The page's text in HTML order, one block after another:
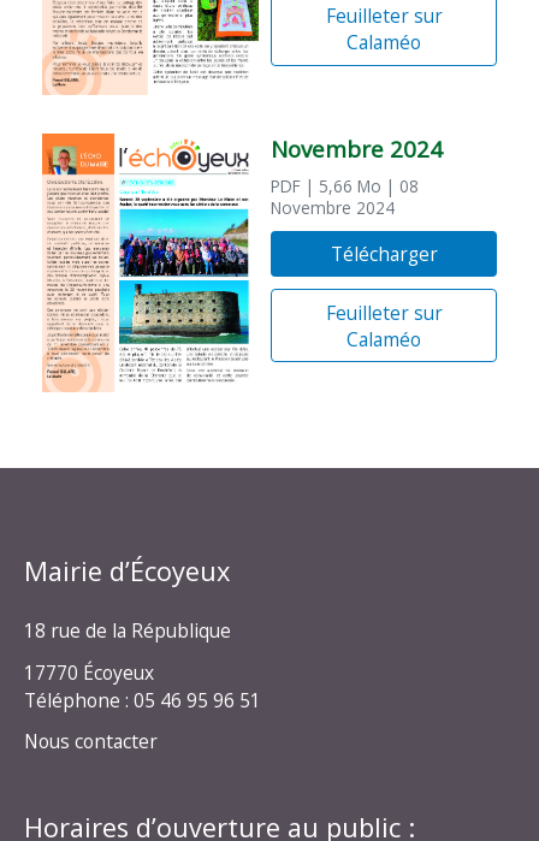
Feuilleter sur
Calaméo
Novembre 2024
PDF | 5,66 Mo | 08
Novembre 2024
Télécharger
Feuilleter sur
Calaméo
Mairie d’Écoyeux
18 rue de la République
17770 Écoyeux
Téléphone : 05 46 95 96 51
Nous contacter
Horaires d’ouverture au public :